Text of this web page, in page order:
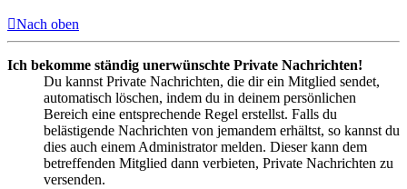
Nach oben
Ich bekomme ständig unerwünschte Private Nachrichten!
Du kannst Private Nachrichten, die dir ein Mitglied sendet,
automatisch löschen, indem du in deinem persönlichen
Bereich eine entsprechende Regel erstellst. Falls du
belästigende Nachrichten von jemandem erhältst, so kannst du
dies auch einem Administrator melden. Dieser kann dem
betreffenden Mitglied dann verbieten, Private Nachrichten zu
versenden.